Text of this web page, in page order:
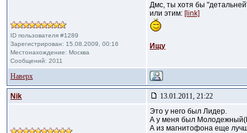
ID пользователя #1289
Зарегистрирован: 15.08.2009, 00:16
Местонахождение: Москва
Сообщений: 2011
Дмс, ты хотя бы
или этим: [link]
Ищу
Наверх
Nik 13.01.2011, 21:22
Это у него был Лидер.
А у меня был
А из магнитофона еще